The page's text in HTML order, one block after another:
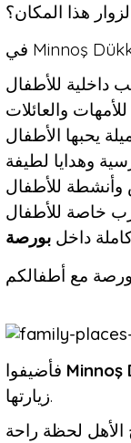
هذا المكان؟
داخلية للأطفال
والعائلات
يحبها الأطفال
وهدايا لطيفة
للأطفال
خاصة للأطفال
داخل بورصة
مع أطفالكم
Minnoş
زيارتها.
الأهل لحظة راحة